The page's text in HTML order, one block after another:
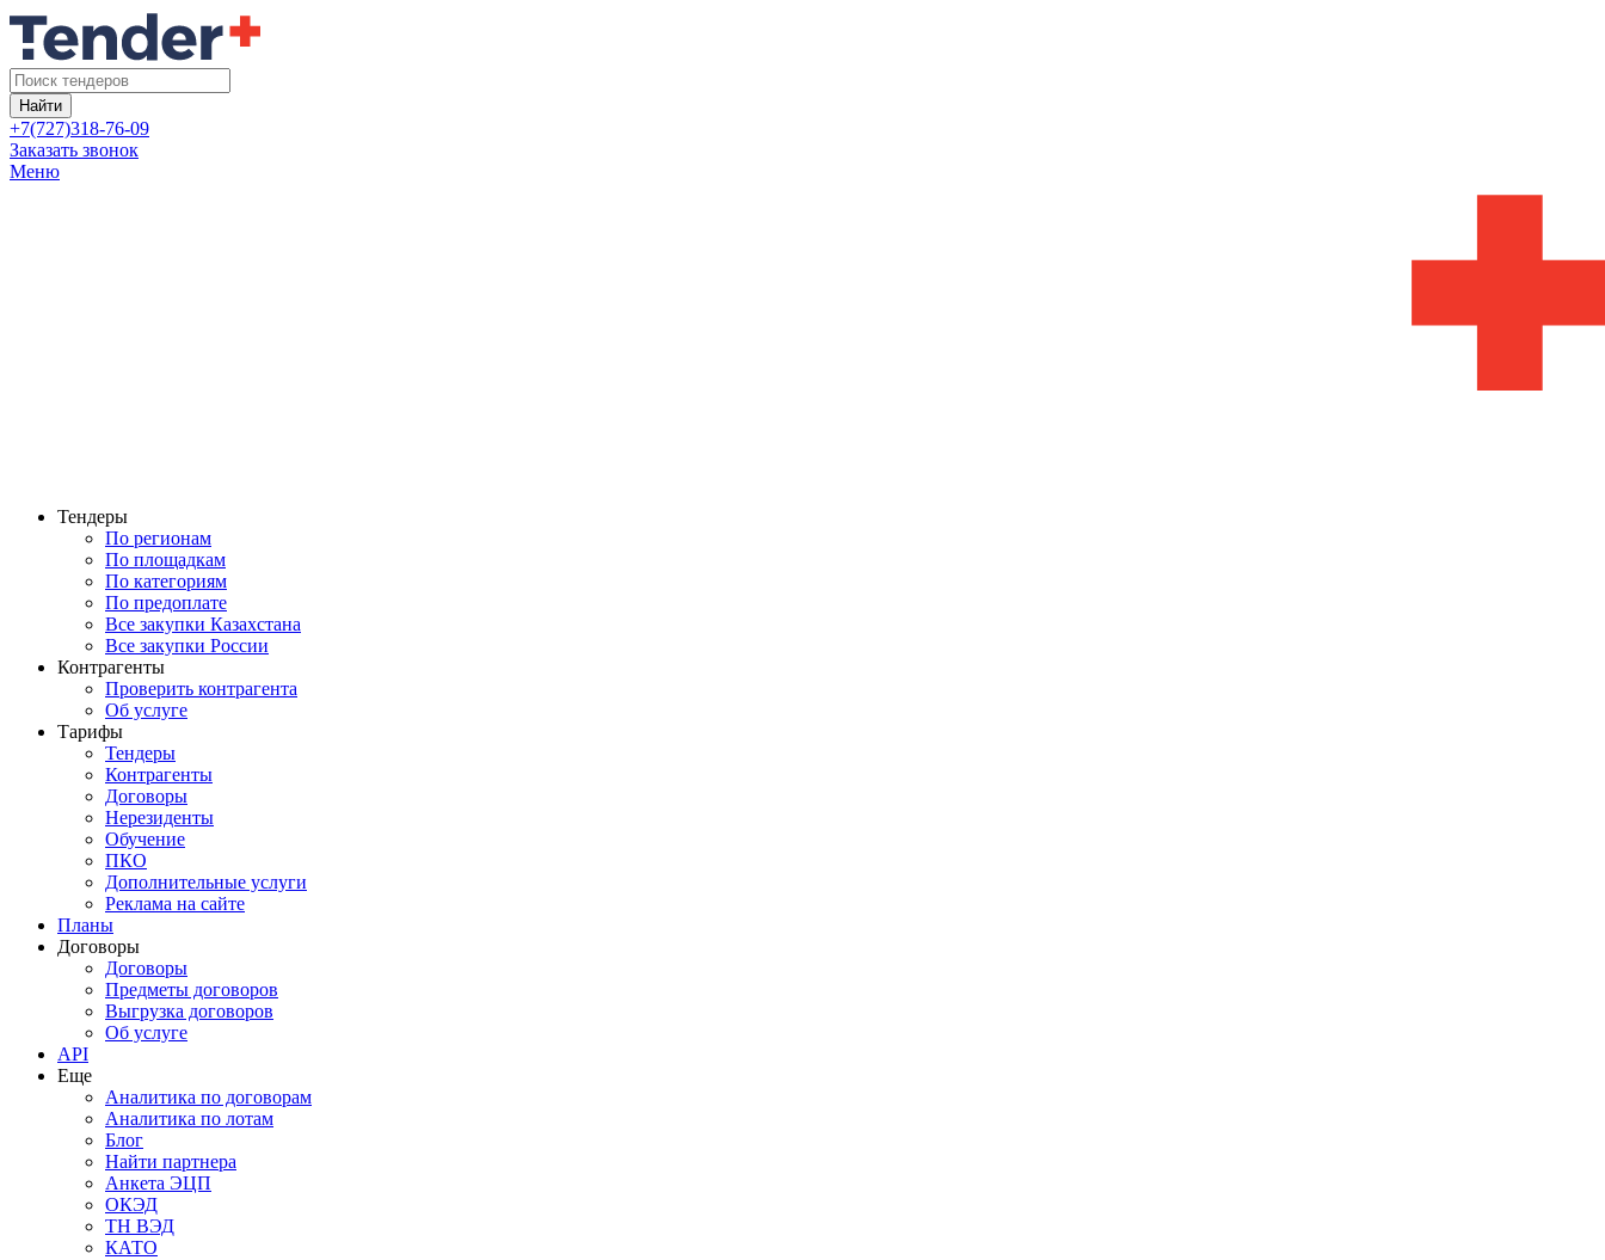
Найти
+7(727)318-76-09
Заказать звонок
Меню
Тендеры
По регионам
По площадкам
По категориям
По предоплате
Все закупки Казахстана
Все закупки России
Контрагенты
Проверить контрагента
Об услуге
Тарифы
Тендеры
Контрагенты
Договоры
Нерезиденты
Обучение
ПКО
Дополнительные услуги
Реклама на сайте
Планы
Договоры
Договоры
Предметы договоров
Выгрузка договоров
Об услуге
API
Еще
Аналитика по договорам
Аналитика по лотам
Блог
Найти партнера
Анкета ЭЦП
ОКЭД
ТН ВЭД
КАТО